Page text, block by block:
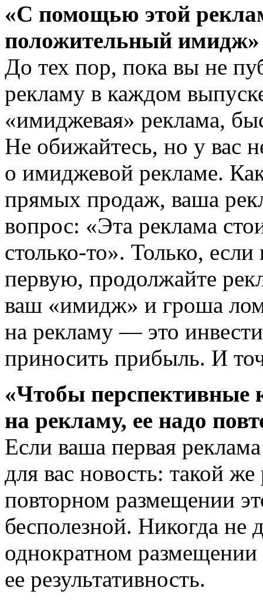
«С помощью этой
положительный имидж»
До тех пор, пока вы не
рекламу в каждом
«имиджевая» реклама,
Не обижайтесь, но у вас
о имиджевой рекламе.
прямых продаж, ваша
вопрос: «Эта реклама
столько-то». Только,
первую, продолжайте
ваш «имидж» и гроша
на рекламу — это
приносить прибыль. И
«Чтобы перспективные
на рекламу, ее надо
Если ваша первая
для вас новость: такой
повторном размещении
бесполезной. Никогда не
однократном
ее результативность.